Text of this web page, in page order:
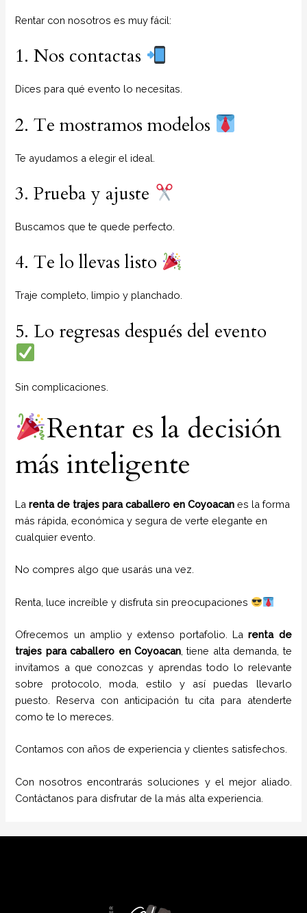
Rentar con nosotros es muy fácil:
1. Nos contactas
Dices para qué evento lo necesitas.
2. Te mostramos modelos
Te ayudamos a elegir el ideal.
3. Prueba y ajuste
Buscamos que te quede perfecto.
4. Te lo llevas listo
Traje completo, limpio y planchado.
5. Lo regresas después del evento
Sin complicaciones.
Rentar es la decisión
más inteligente
Larenta de trajes para caballero en Coyoacan es la forma
más rápida, económica y segura de verte elegante en
cualquier evento.
No compres algo que usarás una vez.
Renta, luce increíble y disfruta sin preocupaciones
Ofrecemos un amplio y extenso portafolio. Larenta de
trajes para caballero enCoyoacan , tiene alta demanda, te
invitamos a que conozcas y aprendas todo lo relevante
sobre protocolo, moda, estilo y así puedas llevarlo
puesto. Reserva con anticipación tu cita para atenderte
como te lo mereces.
Contamos con años de experiencia y clientes satisfechos.
Con nosotros encontrarás soluciones y el mejor aliado.
Contáctanos para disfrutar de la más alta experiencia.